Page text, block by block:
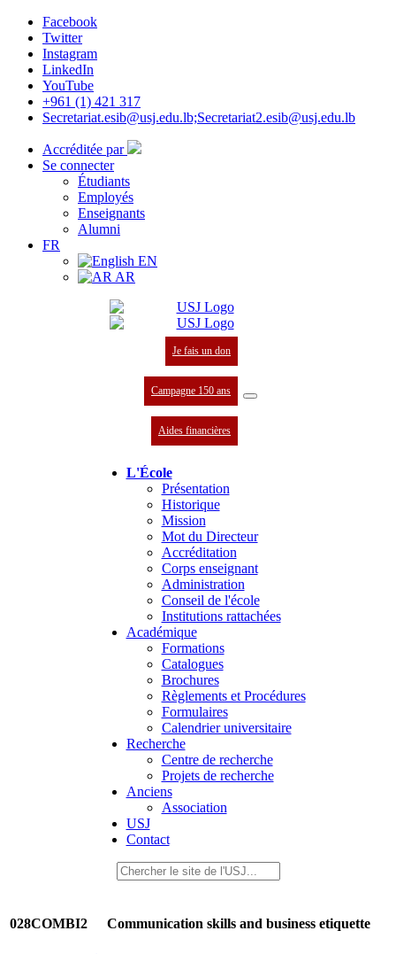
Facebook
Twitter
Instagram
LinkedIn
YouTube
+961 (1) 421 317
Secretariat.esib@usj.edu.lb;Secretariat2.esib@usj.edu.lb
Accréditée par
Se connecter
Étudiants
Employés
Enseignants
Alumni
FR
EN
AR
Je fais un don
Campagne 150 ans
Aides financières
L'École
Présentation
Historique
Mission
Mot du Directeur
Accréditation
Corps enseignant
Administration
Conseil de l'école
Institutions rattachées
Académique
Formations
Catalogues
Brochures
Règlements et Procédures
Formulaires
Calendrier universitaire
Recherche
Centre de recherche
Projets de recherche
Anciens
Association
USJ
Contact
028COMBI2 Communication skills and business etiquette